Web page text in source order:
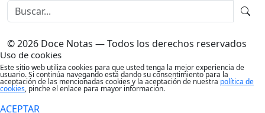
© 2026 Doce Notas — Todos los derechos reservados
Uso de cookies
Este sitio web utiliza cookies para que usted tenga la mejor experiencia de
usuario. Si continúa navegando está dando su consentimiento para la
aceptación de las mencionadas cookies y la aceptación de nuestra política de
cookies, pinche el enlace para mayor información.
ACEPTAR